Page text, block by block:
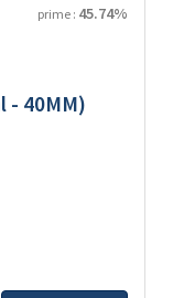
prime : 45.74%
- 40MM)